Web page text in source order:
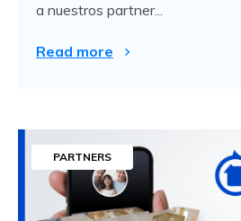
a nuestros partner...
Read more
PARTNERS